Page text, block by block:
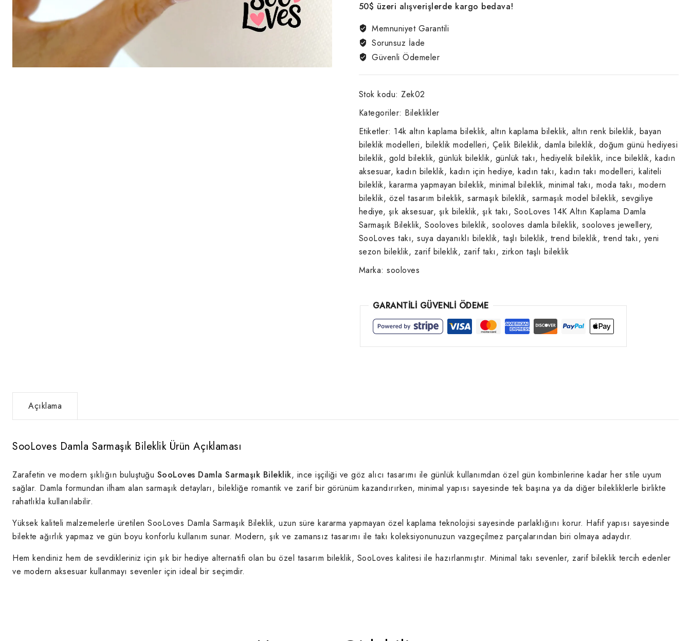
Damla
Sarmaşık
Bileklik
adet
50$ üzeri alışverişlerde kargo bedava!
Memnuniyet Garantili
Sorunsuz İade
Güvenli Ödemeler
Stok kodu: Zek02
Kategoriler: Bileklikler
Etiketler: 14k altın kaplama bileklik,altın kaplama bileklik,altın renk bileklik, bayan
bileklik modelleri, bileklik modelleri, Çelik Bileklik, damla bileklik, doğum günü hediyesi
bileklik, gold bileklik,günlük bileklik, günlük takı,hediyelik bileklik,ince bileklik, kadın
aksesuar, kadın bileklik, kadın için hediye,kadın takı,kadın takı modelleri,kaliteli
bileklik, kararma yapmayan bileklik,minimal bileklik,minimal takı,moda takı , modern
bileklik, özel tasarım bileklik,sarmaşık bileklik, sarmaşık model bileklik,sevgiliye
hediye, şık aksesuar, şık bileklik, şık takı , SooLoves 14K Altın Kaplama Damla
Sarmaşık Bileklik,Sooloves bileklik, sooloves damla bileklik,sooloves jewellery,
SooLoves takı,suya dayanıklı bileklik, taşlı bileklik, trend bileklik, trend takı , yeni
sezon bileklik, zarif bileklik, zarif takı , zirkon taşlı bileklik
Marka:sooloves
GARANTİLİ GÜVENLİ ÖDEME
Açıklama
SooLoves Damla Sarmaşık Bileklik Ürün Açıklaması
Zarafetin ve modern şıklığın buluştuğu SooLoves Damla Sarmaşık Bileklik, ince işçiliği ve göz alıcı tasarımı ile günlük kullanımdan özel gün kombinlerine kadar her stile uyum
sağlar. Damla formundan ilham alan sarmaşık detayları, bilekliğe romantik ve zarif bir görünüm kazandırırken, minimal yapısı sayesinde tek başına ya da diğer bilekliklerle birlikte
rahatlıkla kullanılabilir.
Yüksek kaliteli malzemelerle üretilen SooLoves Damla Sarmaşık Bileklik, uzun süre kararma yapmayan özel kaplama teknolojisi sayesinde parlaklığını korur. Hafif yapısı sayesinde
bilekte ağırlık yapmaz ve gün boyu konforlu kullanım sunar. Modern, şık ve zamansız tasarımı ile takı koleksiyonunuzun vazgeçilmez parçalarından biri olmaya adaydır.
Hem kendiniz hem de sevdikleriniz için şık bir hediye alternatifi olan bu özel tasarım bileklik, SooLoves kalitesi ile hazırlanmıştır. Minimal takı sevenler, zarif bileklik tercih edenler
ve modern aksesuar kullanmayı sevenler için ideal bir seçimdir.